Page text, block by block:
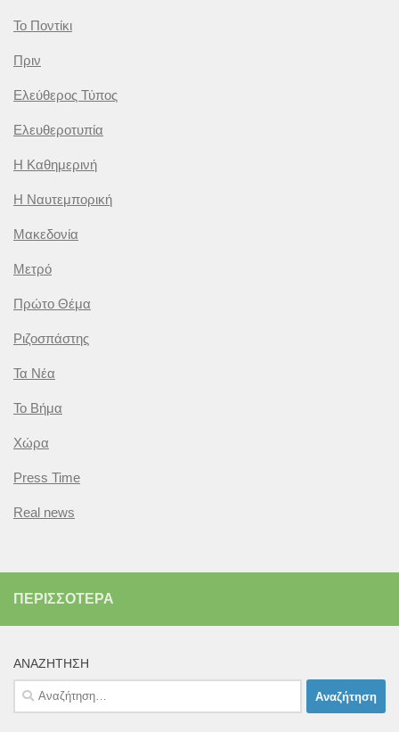
Το Ποντίκι
Πριν
Ελεύθερος Τύπος
Ελευθεροτυπία
Η Καθημερινή
Η Ναυτεμπορική
Μακεδονία
Μετρό
Πρώτο Θέμα
Ριζοσπάστης
Τα Νέα
Το Βήμα
Χώρα
Press Time
Real news
ΠΕΡΙΣΣΌΤΕΡΑ
ΑΝΑΖΉΤΗΣΗ
Αναζήτηση
για: